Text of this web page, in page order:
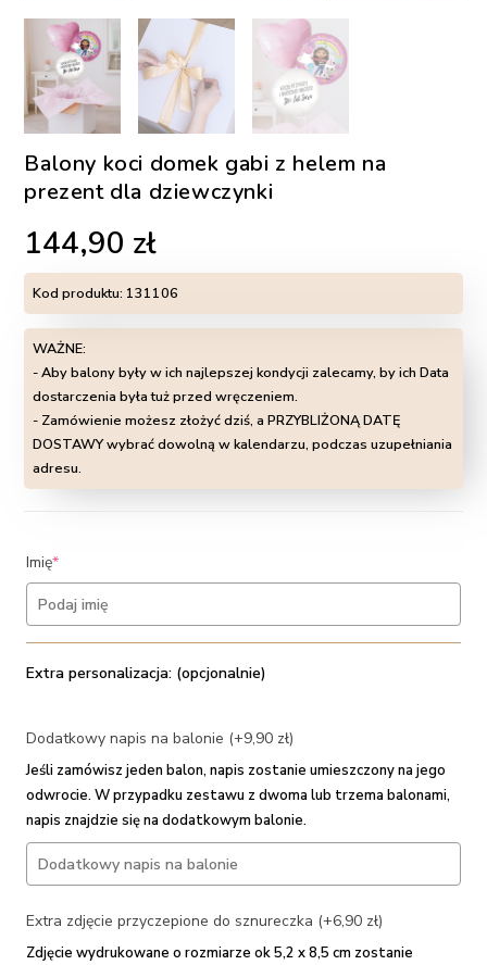
Balony koci domek gabi z helem na
prezent dla dziewczynki
144,90 zł
Kod produktu: 131106
WAŻNE:
- Aby balony były w ich najlepszej kondycji zalecamy, by ich Data
dostarczenia była tuż przed wręczeniem.
- Zamówienie możesz złożyć dziś, a PRZYBLIŻONĄ DATĘ
DOSTAWY wybrać dowolną w kalendarzu, podczas uzupełniania
adresu.
Imię*(required)
Extra personalizacja: (opcjonalnie)
Dodatkowy napis na balonie (+9,90 zł)
Jeśli zamówisz jeden balon, napis zostanie umieszczony na jego
odwrocie. W przypadku zestawu z dwoma lub trzema balonami,
napis znajdzie się na dodatkowym balonie.
Extra zdjęcie przyczepione do sznureczka (+6,90 zł)
Zdjęcie wydrukowane o rozmiarze ok 5,2 x 8,5 cm zostanie